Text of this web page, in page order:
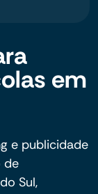
em
e publicidade
de
Sul,